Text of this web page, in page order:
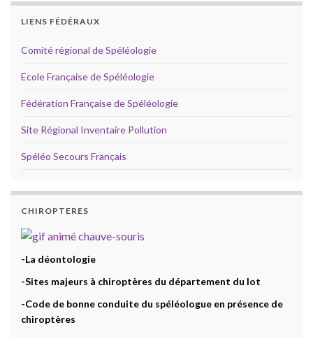
LIENS FÉDÉRAUX
Comité régional de Spéléologie
Ecole Française de Spéléologie
Fédération Française de Spéléologie
Site Régional Inventaire Pollution
Spéléo Secours Français
CHIROPTERES
-La déontologie
-Sites majeurs à chiroptères du département du lot
-Code de bonne conduite du spéléologue en présence de
chiroptères